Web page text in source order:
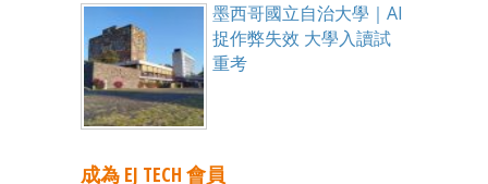
墨西哥國立自治大學｜AI
捉作弊失效 大學入讀試
重考
成為 EJ TECH 會員